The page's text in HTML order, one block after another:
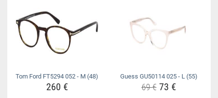
Tom Ford FT5294 052 - M (48)
260 €
Guess GU50114 025 - L (55)
69 €73 €